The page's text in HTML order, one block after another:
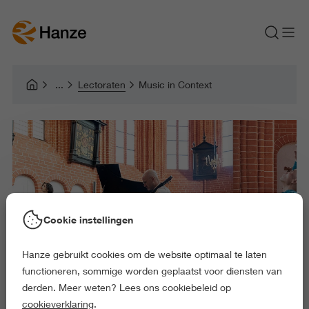
Lectoraten Music in Context
Cookie instellingen
Hanze gebruikt cookies om de website optimaal te laten
functioneren, sommige worden geplaatst voor diensten van
derden. Meer weten? Lees ons cookiebeleid op
cookieverklaring.